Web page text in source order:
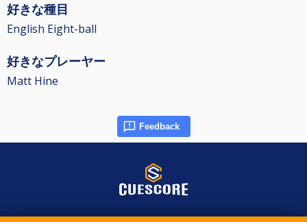
好きな種目
English Eight-ball
好きなプレーヤー
Matt Hine
Feedback